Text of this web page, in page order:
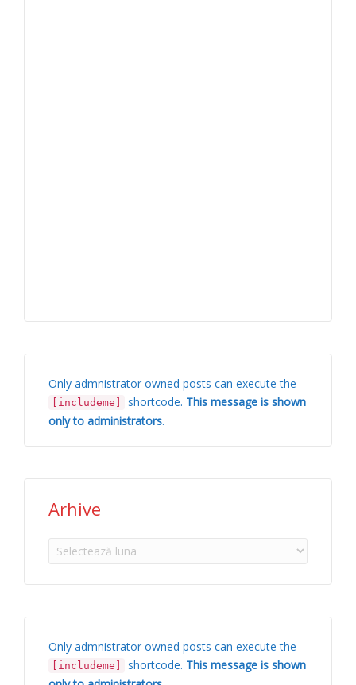
Only admnistrator owned posts can execute the
[includeme] shortcode. This message is shown
only to administrators.
Arhive
Arhive
Only admnistrator owned posts can execute the
[includeme] shortcode. This message is shown